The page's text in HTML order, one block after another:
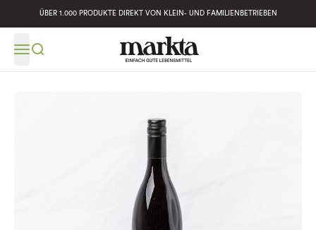
ÜBER 1.000 PRODUKTE DIREKT VON KLEIN- UND FAMILIENBETRIEBEN